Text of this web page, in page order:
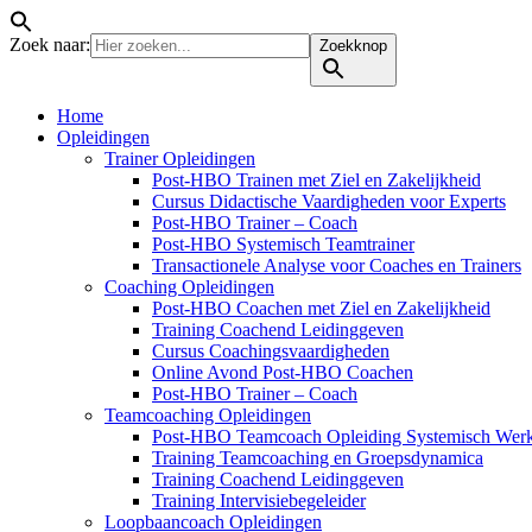
Zoek naar: Zoekknop
Home
Opleidingen
Trainer Opleidingen
Post-HBO Trainen met Ziel en Zakelijkheid
Cursus Didactische Vaardigheden voor Experts
Post-HBO Trainer – Coach
Post-HBO Systemisch Teamtrainer
Transactionele Analyse voor Coaches en Trainers
Coaching Opleidingen
Post-HBO Coachen met Ziel en Zakelijkheid
Training Coachend Leidinggeven
Cursus Coachingsvaardigheden
Online Avond Post-HBO Coachen
Post-HBO Trainer – Coach
Teamcoaching Opleidingen
Post-HBO Teamcoach Opleiding Systemisch
Training Teamcoaching en Groepsdynamica
Training Coachend Leidinggeven
Training Intervisiebegeleider
Loopbaancoach Opleidingen